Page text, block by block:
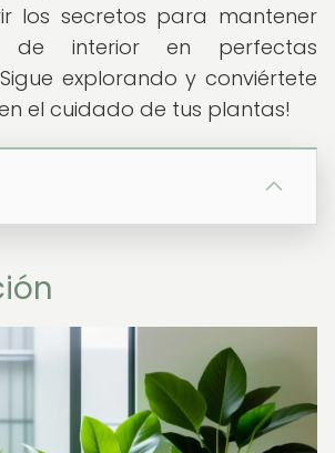
los secretos para mantener
de interior en perfectas
explorando y conviértete
el cuidado de tus plantas!